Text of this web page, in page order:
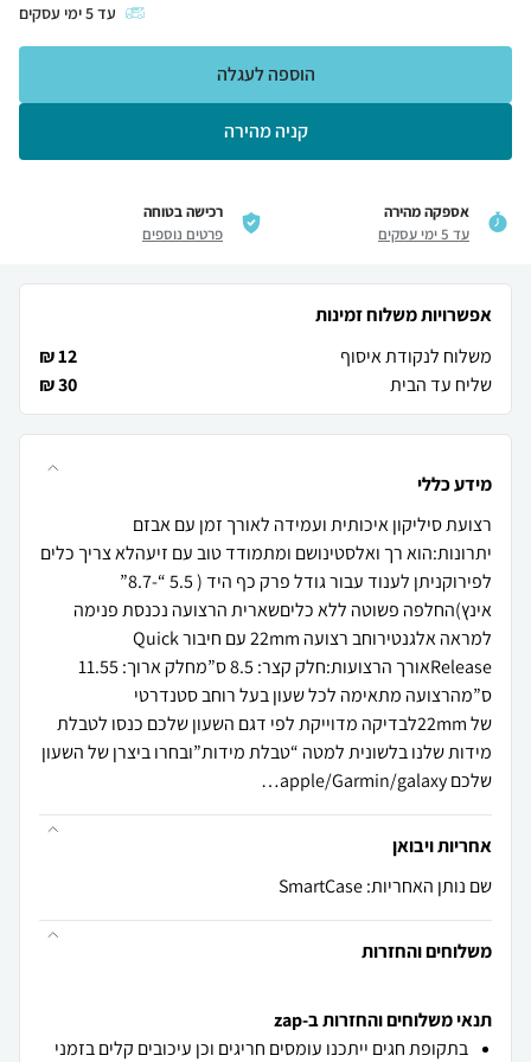
עד5ימי עסקים
קניה מהירה
הוספה לעגלה
אספקה מהירה
עד 5 ימי עסקים
רכישה בטוחה
פרטים נוספים
אפשרויות משלוח זמינות
משלוח לנקודת איסוף
12 ₪
שליח עד הבית
30 ₪
מידע כללי
יתרונות:הוא רך ואלסטינושם ומתמודד טוב עם זיעהלא צריך כלים
לפירוקניתן לענוד עבור גודל פרק כף היד ( 5.5 “-8.7”
אינץ)החלפה פשוטה ללא כליםשארית הרצועה נכנסת פנימה
למראה אלגנטירוחב רצועה 22mm עם חיבור Quick
Releaseאורך הרצועות:חלק קצר: 8.5 ס”מחלק ארוך: 11.55
ס”מהרצועה מתאימה לכל שעון בעל רוחב סטנדרטי
של 22mmלבדיקה מדוייקת לפי דגם השעון שלכם כנסו לטבלת
מידות שלנו בלשונית למטה “טבלת מידות”ובחרו ביצרן של השעון
שלכם apple/Garmin/galaxy…
אחריות ויבואן
שם נותן האחריות: SmartCase
משלוחים והחזרות
תנאי משלוחים והחזרות ב-zap
בתקופת חגים ייתכנו עומסים חריגים וכן עיכובים קלים בזמני